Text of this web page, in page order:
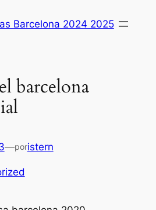
Barcelona 2024 2025
barcelona
—poristern